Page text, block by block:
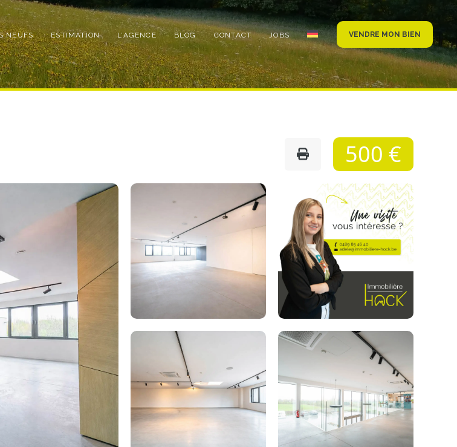
NEUFS ESTIMATION L’AGENCE BLOG CONTACT JOBS VENDRE MON BIEN
500 €
Photo
l'album
Photo
Photo